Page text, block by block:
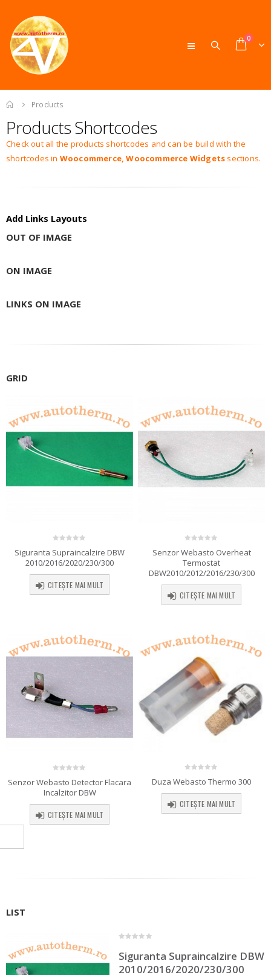
0
Products
Products Shortcodes
Check out all the products shortcodes and can be build with the
shortcodes in Woocommerce, Woocommerce Widgets sections.
Add Links Layouts
OUT OF IMAGE
ON IMAGE
LINKS ON IMAGE
GRID
Siguranta Supraincalzire DBW
2010/2016/2020/230/300
CITEȘTE MAI MULT
Senzor Webasto Overheat
Termostat
DBW2010/2012/2016/230/300
CITEȘTE MAI MULT
Senzor Webasto Detector Flacara
Incalzitor DBW
CITEȘTE MAI MULT
0 out of 5
Duza Webasto Thermo 300
CITEȘTE MAI MULT
LIST
Siguranta Supraincalzire DBW
2010/2016/2020/230/300